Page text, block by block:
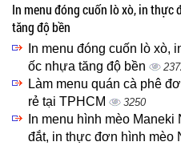
In menu đóng cuốn lò xò, in thực
tăng độ bền
In menu đóng cuốn lò xò,
ốc nhựa tăng độ bền
Làm menu quán cà phê
rẻ tại TPHCM
3250
In menu hình mèo
đắt, in thực đơn hình mèo